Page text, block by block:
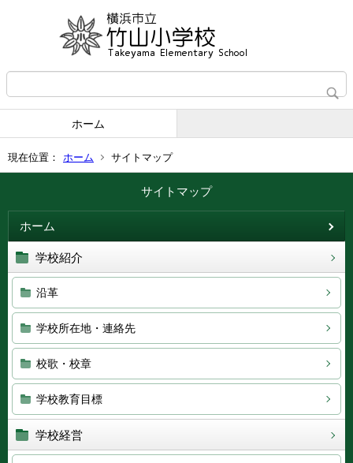
ホーム
現在位置： ホーム サイトマップ
サイトマップ
ホーム
学校紹介
沿革
学校所在地・連絡先
校歌・校章
学校教育目標
学校経営